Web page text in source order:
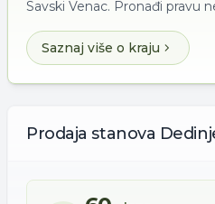
Savski Venac. Pronađi pravu
Saznaj više o kraju
Prodaja stanova